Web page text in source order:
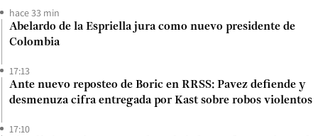
hace 33 min
Abelardo de la Espriella jura como nuevo presidente de
Colombia
17:13
Ante nuevo reposteo de Boric en RRSS: Pavez defiende y
desmenuza cifra entregada por Kast sobre robos violentos
17:10